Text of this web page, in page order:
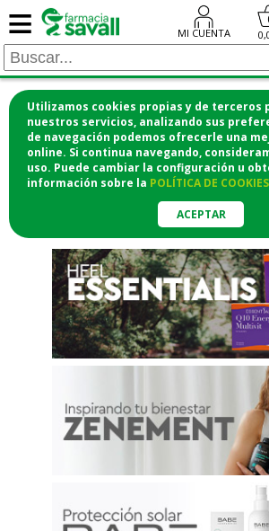
Utilizamos cookies propias y de terceros
nuestros servicios, analizando sus
de navegación podemos ofrecerle una
online. Si continua navegando,
uso. Puede cambiar la configuración u
información sobre la POLÍTICA DE COOKIES
ACEPTAR
≡ MI CUENTA
¡COMPRA
DESDE CASA Y
FARMACIA!o si lo prefieres
a casa